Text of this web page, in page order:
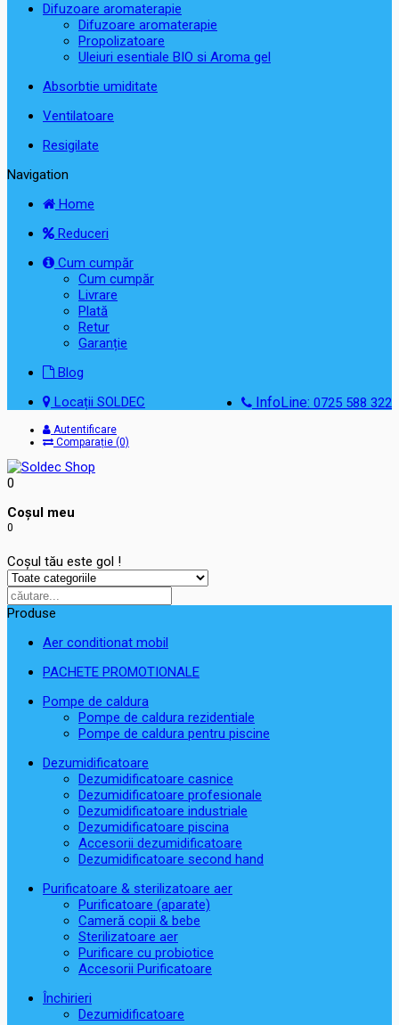
Difuzoare aromaterapie
Difuzoare aromaterapie
Propolizatoare
Uleiuri esentiale BIO si Aroma gel
Absorbtie umiditate
Ventilatoare
Resigilate
Navigation
Home
Reduceri
Cum cumpăr
Cum cumpăr
Livrare
Plată
Retur
Garanție
Blog
InfoLine: 0725 588 322
Locații SOLDEC
Autentificare
Comparație (0)
0
Coşul meu
0
Coșul tău este gol !
Produse
Aer conditionat mobil
PACHETE PROMOTIONALE
Pompe de caldura
Pompe de caldura rezidentiale
Pompe de caldura pentru piscine
Dezumidificatoare
Dezumidificatoare casnice
Dezumidificatoare profesionale
Dezumidificatoare industriale
Dezumidificatoare piscina
Accesorii dezumidificatoare
Dezumidificatoare second hand
Purificatoare & sterilizatoare aer
Purificatoare (aparate)
Cameră copii & bebe
Sterilizatoare aer
Purificare cu probiotice
Accesorii Purificatoare
Închirieri
Dezumidificatoare